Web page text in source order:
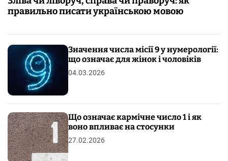
правильно писати українською мовою
Значення числа місії 9 у нумерології:
що означає для жінок і чоловіків
04.03.2026
Що означає кармічне число 1 і як
воно впливає на стосунки
27.02.2026